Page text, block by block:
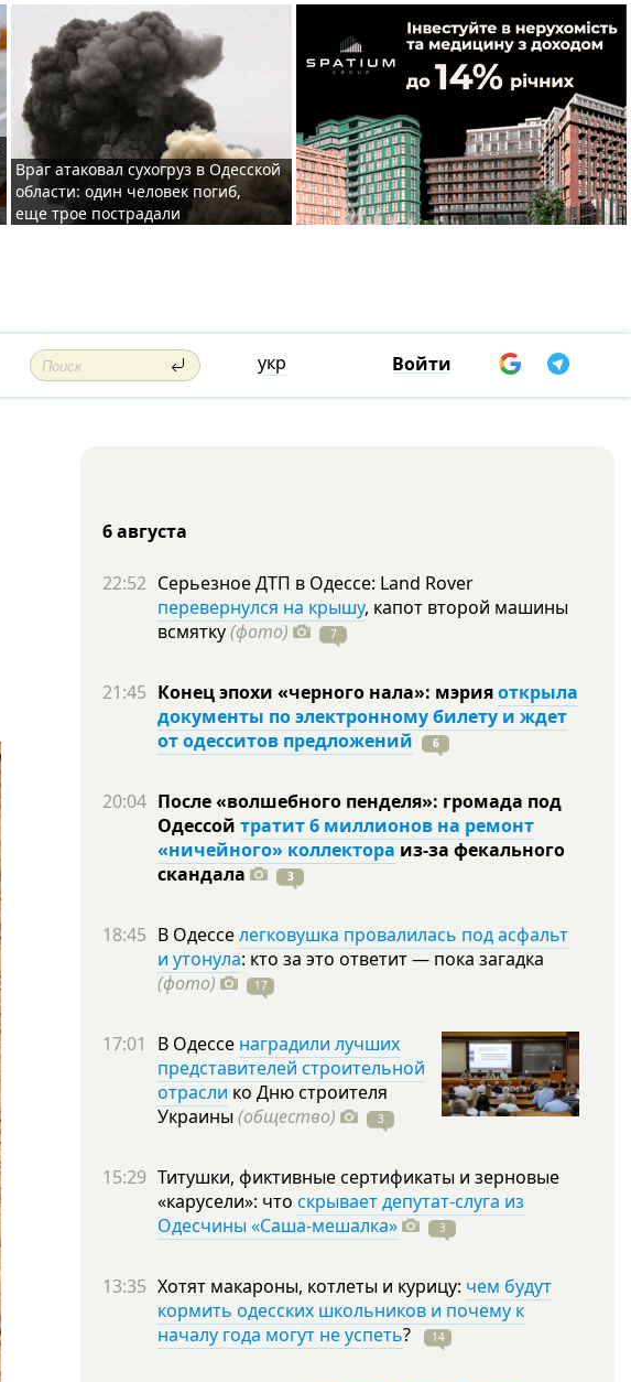
Враг атаковал сухогруз в Одесской
области: один человек погиб,
еще трое пострадали
укр Войти
6 августа
22:52 Серьезное ДТП в Одессе: Land Rover
перевернулся на крышу, капот второй машины
всмятку(фото) 7
21:45 Конец эпохи «черного нала»: мэрияоткрыла
документы по электронному билету и ждет
от одесситов предложений
6
20:04 После «волшебного пенделя»: громада под
Одессой тратит 6 миллионов на ремонт
«ничейного» коллектора из-за фекального
скандала
3
18:45 В Одесселегковушка провалилась под асфальт
и утонула: кто за это ответит — пока загадка
(фото)
17
17:01 В Одессе наградили лучших
представителей строительной
отрасли ко Дню строителя
Украины (общество) 3
15:29 Титушки, фиктивные сертификаты и зерновые
«карусели»: что скрывает депутат-слуга из
Одесчины «Саша-мешалка»
3
13:35 Хотят макароны, котлеты и курицу: чем будут
кормить одесских школьников и почему к
началу года могут не успеть? 14